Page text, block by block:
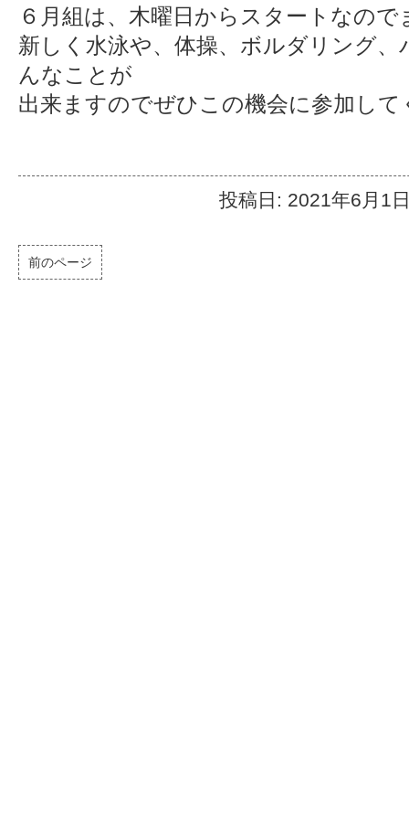
６月組は、木曜日からスタートなの
新しく水泳や、体操、ボルダリング
んなことが
出来ますのでぜひこの機会に参加し
投稿日: 2021年6月1
前のページ